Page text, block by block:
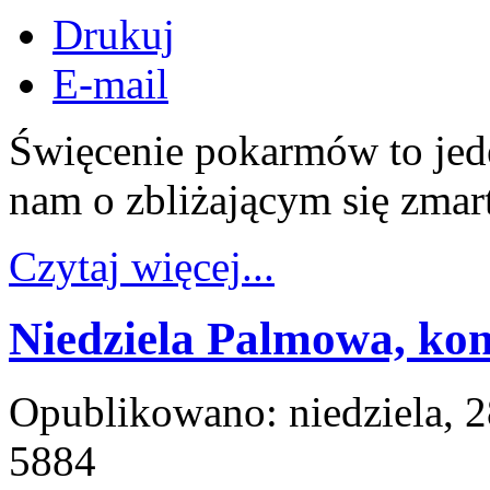
Drukuj
E-mail
Święcenie pokarmów to
nam o zbliżającym się
Czytaj więcej...
Niedziela Palmowa,
Opublikowano: niedziela,
5884